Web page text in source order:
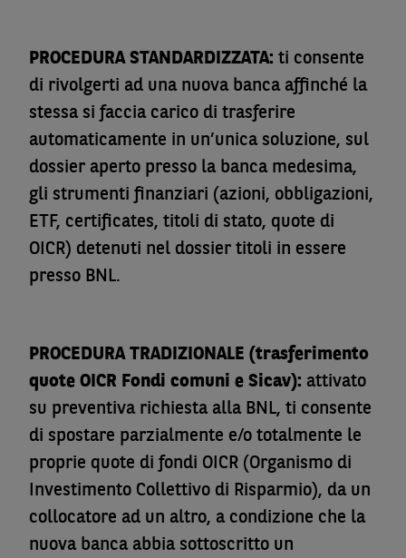
PROCEDURA STANDARDIZZATA: ti consente
di rivolgerti ad una nuova banca affinché la
stessa si faccia carico di trasferire
automaticamente in un’unica soluzione, sul
dossier aperto presso la banca medesima,
gli strumenti finanziari (azioni, obbligazioni,
ETF, certificates, titoli di stato, quote di
OICR) detenuti nel dossier titoli in essere
presso BNL.
PROCEDURA TRADIZIONALE (trasferimento
quote OICR Fondi comuni e Sicav): attivato
su preventiva richiesta alla BNL, ti consente
di spostare parzialmente e/o totalmente le
proprie quote di fondi OICR (Organismo di
Investimento Collettivo di Risparmio), da un
collocatore ad un altro, a condizione che la
nuova banca abbia sottoscritto un